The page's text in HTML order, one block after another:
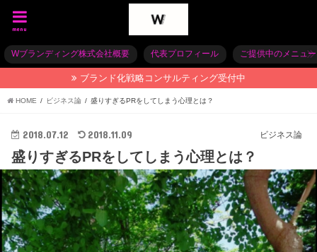
menu
Wブランディング株式会社概要 代表プロフィール ご提供中のメニュー
ブランド化戦略コンサルティング受付中
HOME ビジネス論 盛りすぎるPRをしてしまう心理とは？
ビジネス論
2018.07.12 2018.11.09
盛りすぎるPRをしてしまう心理とは？